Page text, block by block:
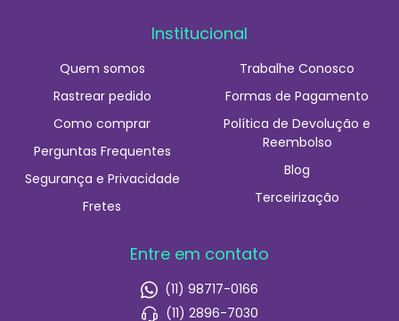
Institucional
Quem somos
Rastrear pedido
Como comprar
Perguntas Frequentes
Segurança e Privacidade
Fretes
Trabalhe Conosco
Formas de Pagamento
Política de Devolução e
Reembolso
Blog
Terceirização
Entre em contato
(11) 98717-0166
(11) 2896-7030